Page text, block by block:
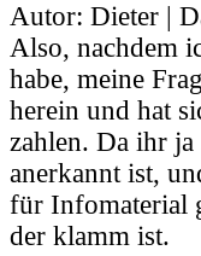
Autor: Dieter |
Also, nachdem
habe, meine
herein und hat
zahlen. Da ihr ja
anerkannt ist,
für Infomaterial
der klamm ist.